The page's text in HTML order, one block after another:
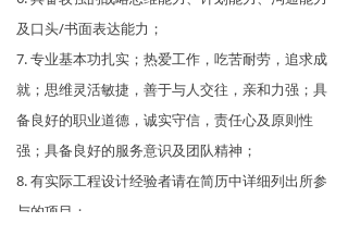
及口头/书面表达能力；
7. 专业基本功扎实；热爱工作，吃苦耐劳，追求成
就；思维灵活敏捷，善于与人交往，亲和力强；具
备良好的职业道德，诚实守信，责任心及原则性
强；具备良好的服务意识及团队精神；
8. 有实际工程设计经验者请在简历中详细列出所参
与的项目；